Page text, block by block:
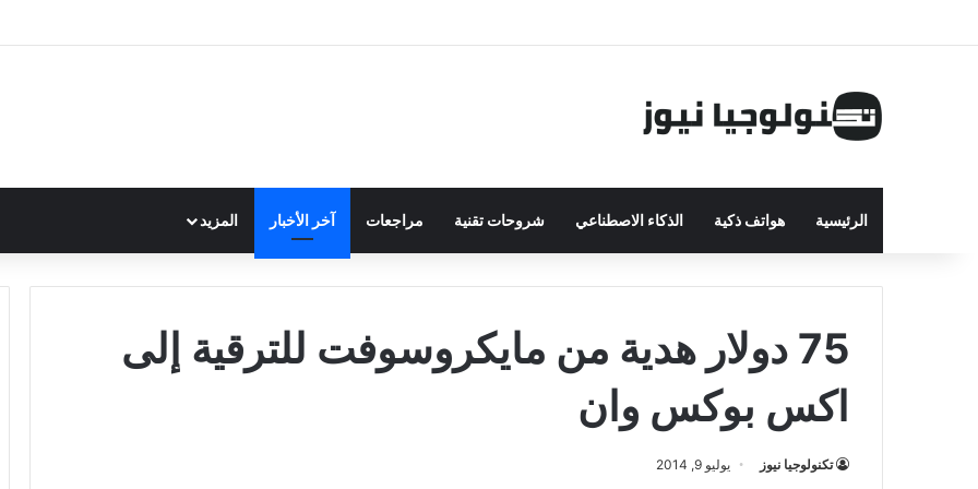
الرئيسية هواتف ذكية الذكاء الاصطناعي شروحات تقنية مراجعات آخر الأخبار المزيد
75 دولار هدية من مايكروسوفت للترقية إلى
اكس بوكس وان
تكنولوجيا نيوز يوليو 9, 2014